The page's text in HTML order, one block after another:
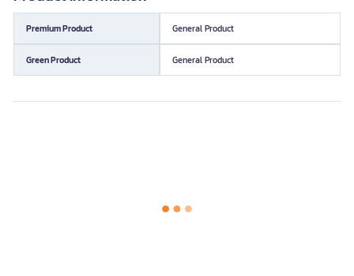
Premium Product General Product
Green Product General Product